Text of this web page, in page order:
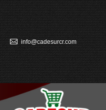
info@cadesurcr.com